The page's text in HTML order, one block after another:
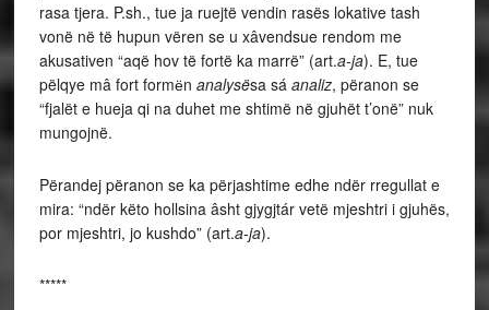
rasa tjera. P.sh., tue ja ruejtë vendin rasës lokative tash
vonë në të hupun vëren se u xâvendsue rendom me
akusativen “aqë hov të fortë ka marrë” (art.a-ja). E, tue
pëlqye mâ fort formёn analysësa sá analiz, përanon se
“fjalët e hueja qi na duhet me shtimë në gjuhët t’onë” nuk
mungojnë.
Përandej përanon se ka përjashtime edhe ndër rregullat e
mira: “ndër këto hollsina âsht gjygjtár vetë mjeshtri i gjuhës,
por mjeshtri, jo kushdo” (art.a-ja).
*****